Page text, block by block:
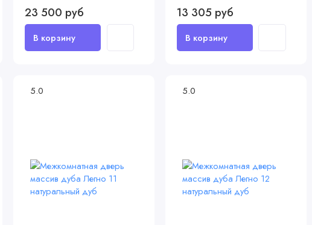
23 500 руб 13 305 руб
5.0 5.0